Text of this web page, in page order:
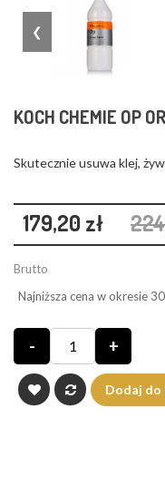
❮
KOCH CHEMIE OP
Skutecznie usuwa klej,
179,20 zł
Brutto
Najniższa cena w okresie
- +
Dodaj do